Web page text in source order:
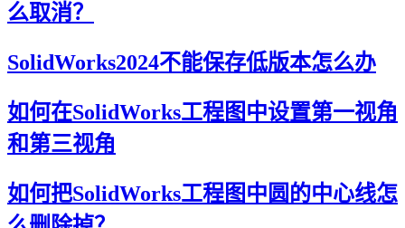
么取消？
SolidWorks2024不能保存低版本怎么办
如何在SolidWorks工程图中设置第一视角
和第三视角
如何把SolidWorks工程图中圆的中心线怎